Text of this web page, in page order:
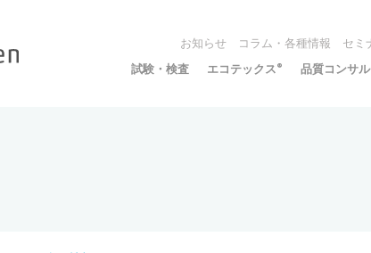
お知らせ コラム・各種情報 セミ
試験・検査 エコテックス® 品質コンサ